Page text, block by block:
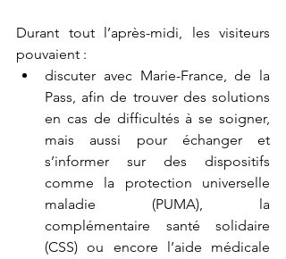
Durant tout l’après-midi, les visiteurs
pouvaient :
discuter avec Marie-France, de la
Pass, afin de trouver des solutions
en cas de difficultés à se soigner,
mais aussi pour échanger et
s’informer sur des dispositifs
comme la protection universelle
maladie (PUMA), la
complémentaire santé solidaire
(CSS) ou encore l’aide médicale